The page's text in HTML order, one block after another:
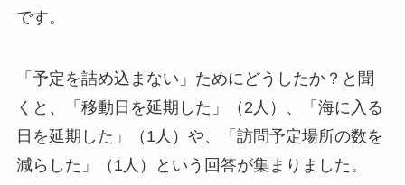
です。
「予定を詰め込まない」ためにどうしたか？と聞
くと、「移動日を延期した」（2人）、「海に入る
日を延期した」（1人）や、「訪問予定場所の数を
減らした」（1人）という回答が集まりました。